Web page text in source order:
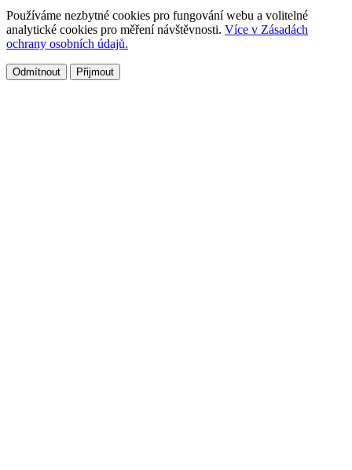
Používáme nezbytné cookies pro fungování webu a volitelné
analytické cookies pro měření návštěvnosti. Více v Zásadách
ochrany osobních údajů.
Odmítnout Přijmout